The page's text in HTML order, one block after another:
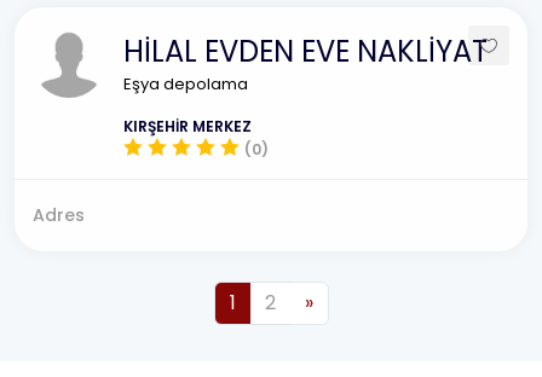
HİLAL EVDEN EVE NAKLİYAT
Eşya depolama
KIRŞEHİR MERKEZ
(0)
Adres
1 2 »